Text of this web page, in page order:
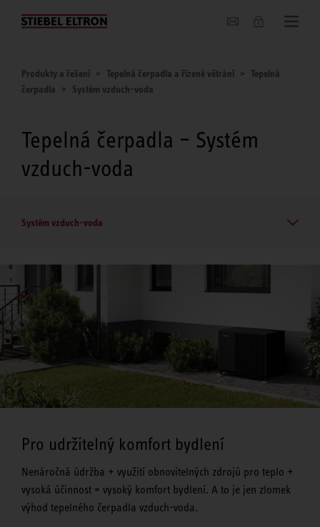
O nás
Produkty a řešení Tepelná čerpadla a řízené větrání
Tepelná
čerpadla
Systém vzduch-voda
Tepelná čerpadla – Systém
vzduch-voda
Systém vzduch-voda
Pro udržitelný komfort bydlení
Nenáročná údržba + využití obnovitelných zdrojů pro teplo +
vysoká účinnost = vysoký komfort bydlení. A to je jen zlomek
výhod tepelného čerpadla vzduch-voda.